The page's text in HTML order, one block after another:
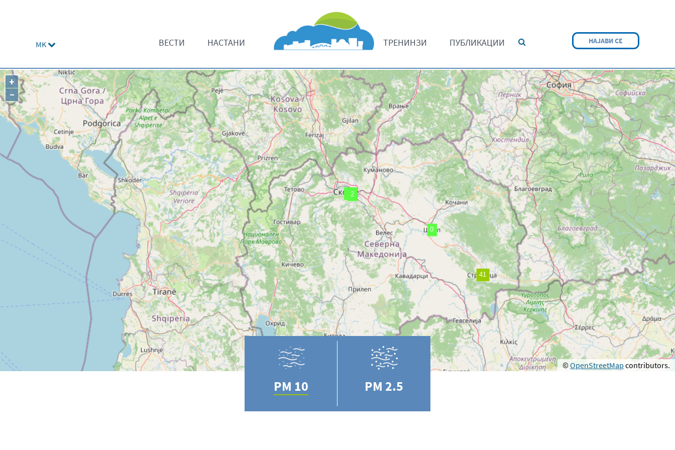
MK ВЕСТИ НАСТАНИ ТРЕНИНЗИ ПУБЛИКАЦИИ НАЈАВИ СЕ
+
−
©OpenStreetMap contributors.
PM 10 PM 2.5